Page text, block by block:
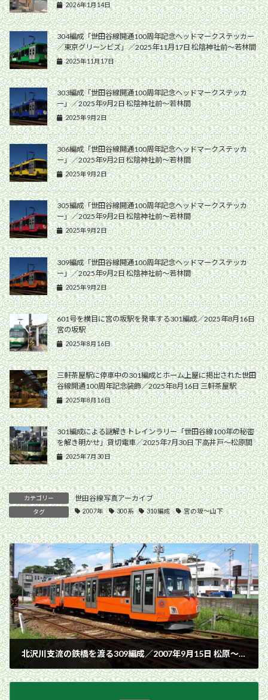
2026年1月14日
304編成「世田谷線開通100周年記念ヘッドマークステッカー
／東京グリーンビズ」／2025年11月17日 松陰神社前〜若林間
2025年11月17日
303編成「世田谷線開通100周年記念ヘッドマークステッカ
ー」／2025年9月2日 松陰神社前〜若林間
2025年9月2日
306編成「世田谷線開通100周年記念ヘッドマークステッカ
ー」／2025年9月2日 松陰神社前〜若林間
2025年9月2日
305編成「世田谷線開通100周年記念ヘッドマークステッカ
ー」／2025年9月2日 松陰神社前〜若林間
2025年9月2日
309編成「世田谷線開通100周年記念ヘッドマークステッカ
ー」／2025年9月2日 松陰神社前〜若林間
2025年9月2日
601号を横目に宮の坂駅を発車する301編成／2025年8月16日
宮の坂駅
2025年8月16日
三軒茶屋駅に停車中の301編成とホーム上屋に掲出された世田
谷線開通100周年記念装飾／2025年8月16日 三軒茶屋駅
2025年8月16日
301編成による謎解きトレインラリー「世田谷線100年の秘密
を解き明かせ」貸切電車／2025年7月30日 下高井戸〜松原間
2025年7月30日
カテゴリー 世田谷線写真アーカイブ
タグ 2007年 300系 310編成 宮の坂〜山下
北沢川支流の鉄橋を渡る309編成／2007年9月15日 松原〜山下間
2007年9月15日